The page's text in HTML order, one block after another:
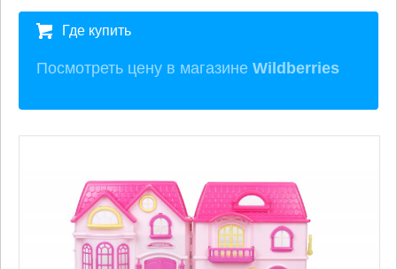
Где купить
Посмотреть цену в магазине Wildberries